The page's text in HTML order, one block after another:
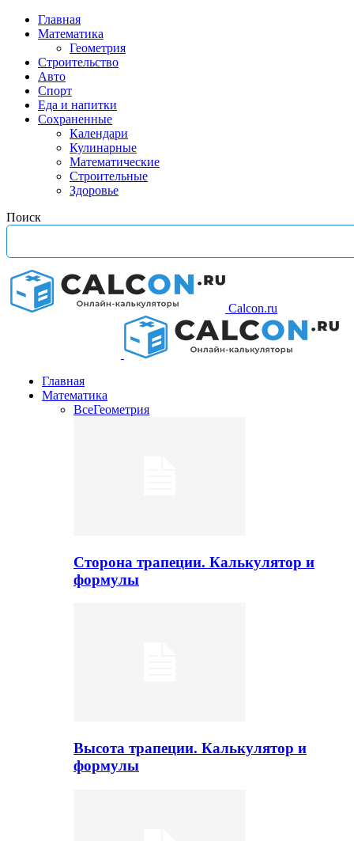
Главная
Математика
Геометрия
Строительство
Авто
Спорт
Еда и напитки
Сохраненные
Календари
Кулинарные
Математические
Строительные
Здоровье
Поиск
Calcon.ru
Главная
Математика
ВсеГеометрия
Сторона трапеции. Калькулятор и
формулы
Высота трапеции. Калькулятор и
формулы